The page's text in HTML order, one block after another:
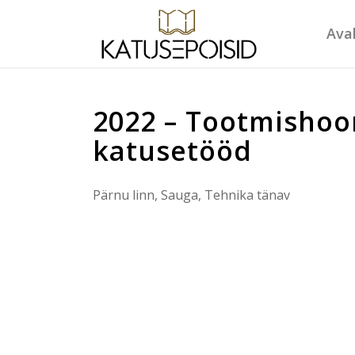
2022 –
katusetööd
Pärnu linn, Sauga, Tehnika tänav